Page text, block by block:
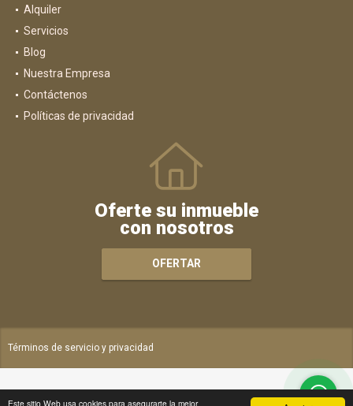
Este sitio Web usa cookies para asegurarte la mejor
Alquiler
Servicios
Blog
Nuestra Empresa
Contáctenos
Políticas de privacidad
Oferte su inmueble
con nosotros
OFERTAR
Términos de servicio y privacidad